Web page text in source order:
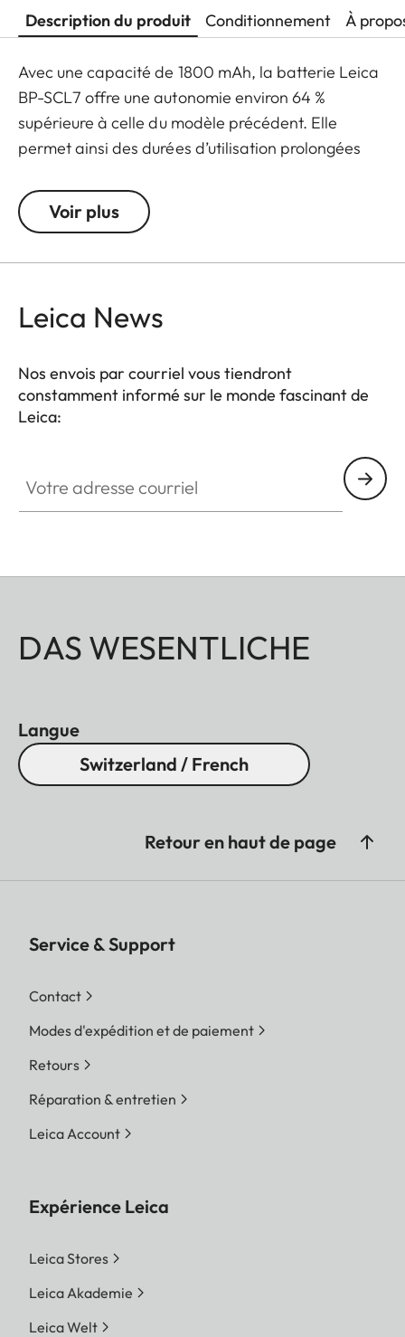
Description du produit Conditionnement À
Avec une capacité de 1800 mAh, la batterie Leica
BP-SCL7 offre une autonomie environ 64 %
supérieure à celle du modèle précédent. Elle
permet ainsi des durées d’utilisation prolongées
rapide via USB-C.
Le résultat : des performances optimales, réunies
Voir plus
Leica News
Nos envois par courriel vous tiendront
constamment informé sur le monde fascinant de
Leica:
DAS WESENTLICHE
Langue
Switzerland / French
Retour en haut de page
Service & Support
Contact
Modes d'expédition et de paiement
Retours
Réparation & entretien
Leica Account
Expérience Leica
Leica Stores
Leica Akademie
Leica Welt